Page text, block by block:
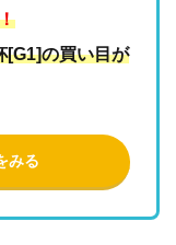
[G1]の買い目が
みる